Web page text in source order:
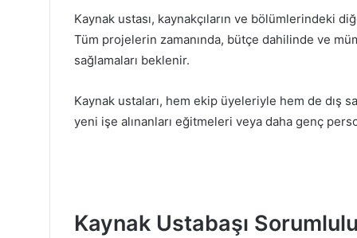
Kaynak ustası, kaynakçıların ve bölümlerindeki
Tüm projelerin zamanında, bütçe dahilinde ve
sağlamaları beklenir.
Kaynak ustaları, hem ekip üyeleriyle hem de dış
yeni işe alınanları eğitmeleri veya daha genç
Kaynak Ustabaşı